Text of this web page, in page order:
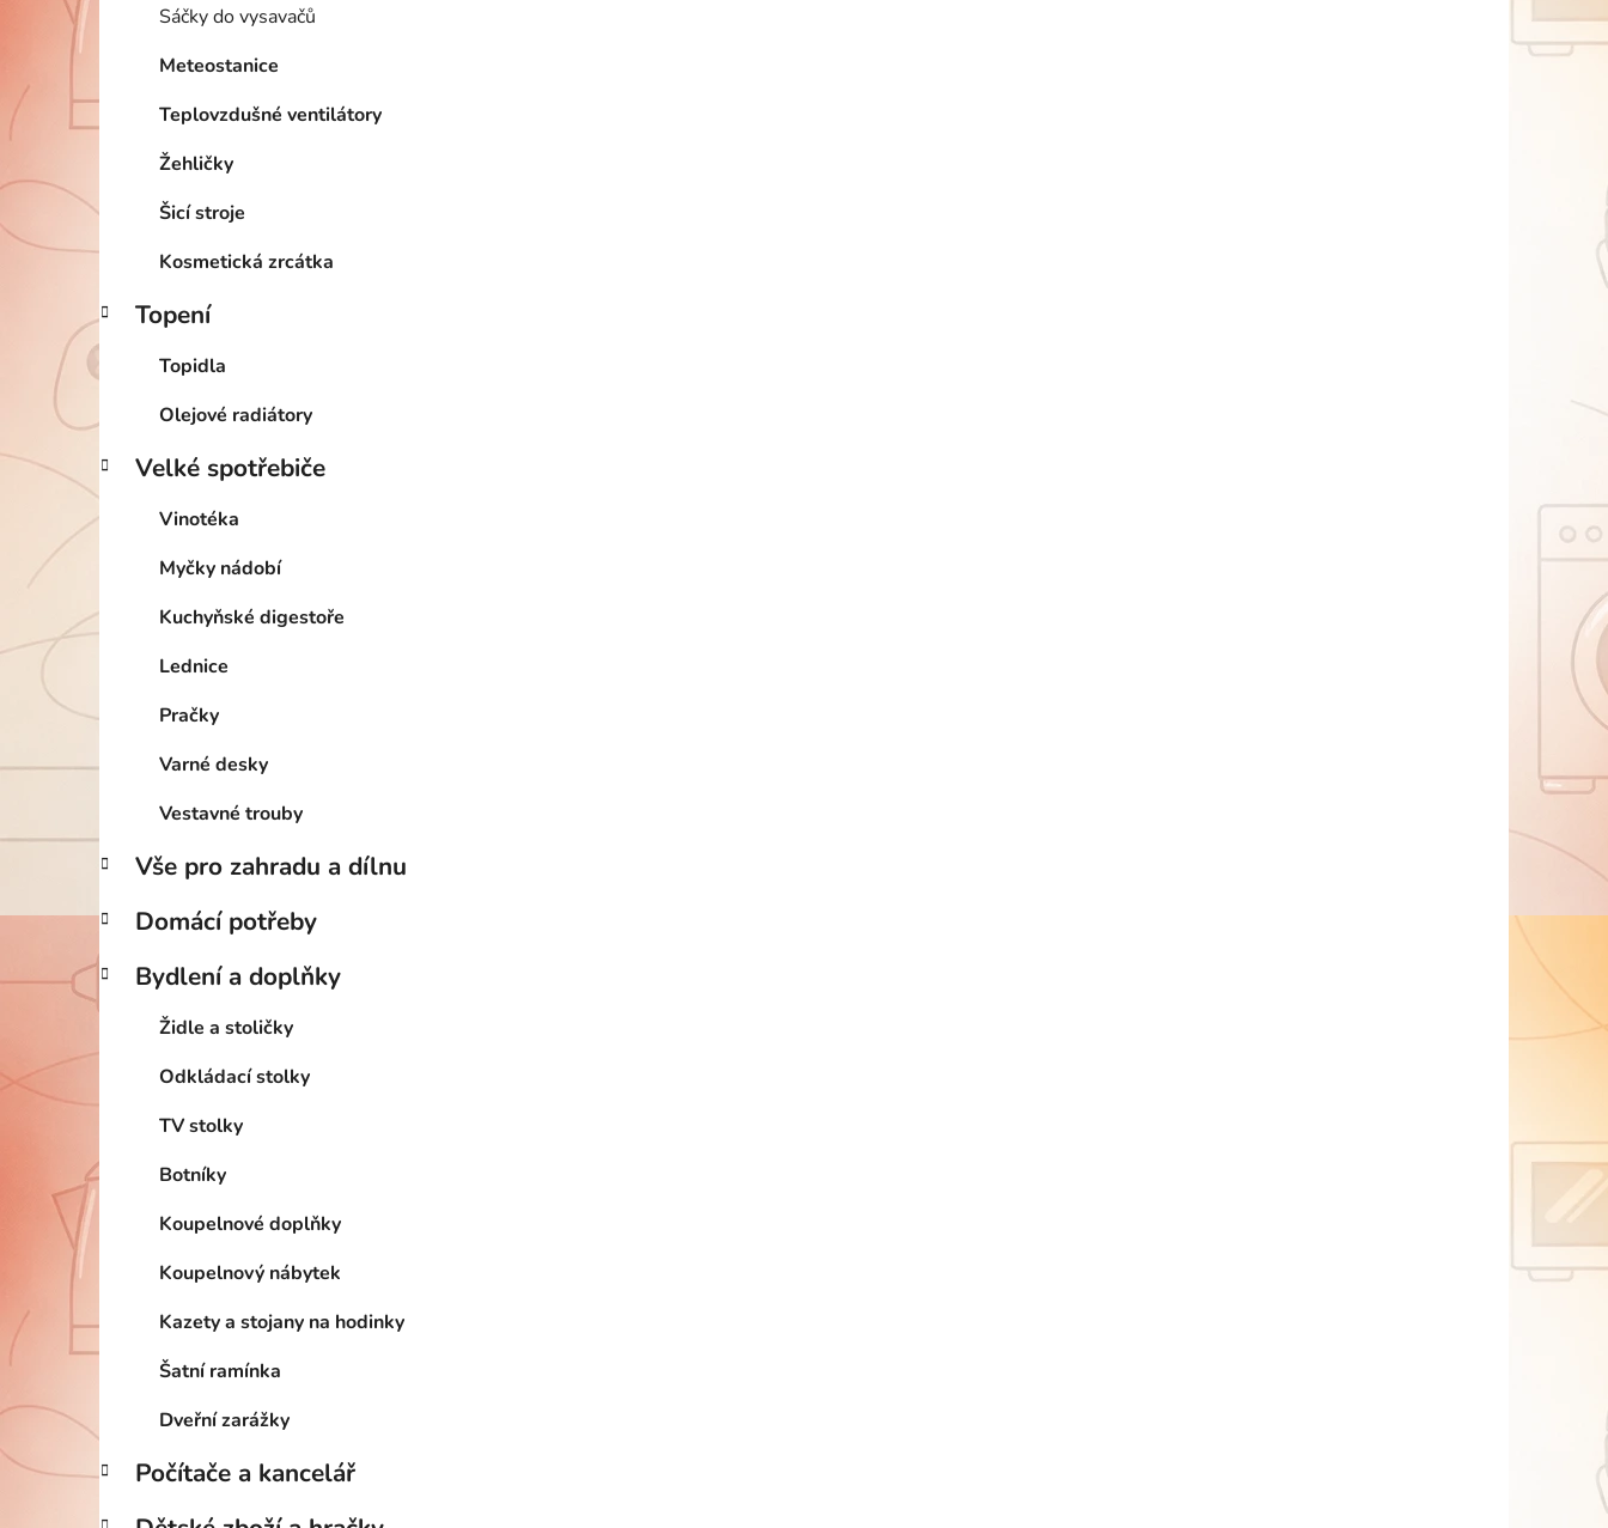
Sáčky do vysavačů
Meteostanice
Teplovzdušné ventilátory
Žehličky
Šicí stroje
Kosmetická zrcátka
Topení
Topidla
Olejové radiátory
Velké spotřebiče
Vinotéka
Myčky nádobí
Kuchyňské digestoře
Lednice
Pračky
Varné desky
Vestavné trouby
Vše pro zahradu a dílnu
Domácí potřeby
Bydlení a doplňky
Židle a stoličky
Odkládací stolky
TV stolky
Botníky
Koupelnové doplňky
Koupelnový nábytek
Kazety a stojany na hodinky
Šatní ramínka
Dveřní zarážky
Počítače a kancelář